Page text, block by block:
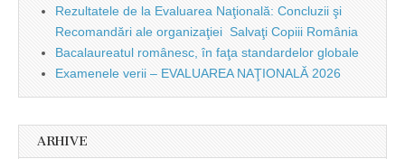
Rezultatele de la Evaluarea Naţională: Concluzii şi
Recomandări ale organizaţiei Salvaţi Copiii România
Bacalaureatul românesc, în faţa standardelor globale
Examenele verii – EVALUAREA NAŢIONALĂ 2026
ARHIVE